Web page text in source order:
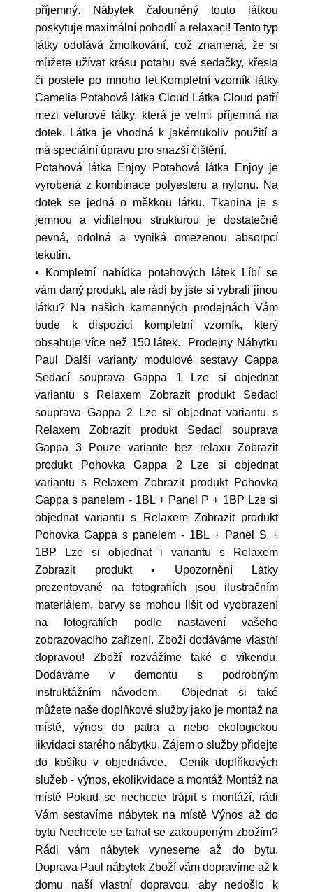
příjemný. Nábytek čalouněný touto látkou
poskytuje maximální pohodlí a relaxaci! Tento typ
látky odolává žmolkování, což znamená, že si
můžete užívat krásu potahu své sedačky, křesla
či postele po mnoho let.Kompletní vzorník látky
Camelia Potahová látka Cloud Látka Cloud patří
mezi velurové látky, která je velmi příjemná na
dotek. Látka je vhodná k jakémukoliv použití a
má speciální úpravu pro snazší čištění.
Potahová látka Enjoy Potahová látka Enjoy je
vyrobená z kombinace polyesteru a nylonu. Na
dotek se jedná o měkkou látku. Tkanina je s
jemnou a viditelnou strukturou je dostatečně
pevná, odolná a vyniká omezenou absorpcí
tekutin.
• Kompletní nabídka potahových látek Líbí se
vám daný produkt, ale rádi by jste si vybrali jinou
látku? Na našich kamenných prodejnách Vám
bude k dispozici kompletní vzorník, který
obsahuje více než 150 látek. Prodejny Nábytku
Paul Další varianty modulové sestavy Gappa
Sedací souprava Gappa 1 Lze si objednat
variantu s Relaxem Zobrazit produkt Sedací
souprava Gappa 2 Lze si objednat variantu s
Relaxem Zobrazit produkt Sedací souprava
Gappa 3 Pouze variante bez relaxu Zobrazit
produkt Pohovka Gappa 2 Lze si objednat
variantu s Relaxem Zobrazit produkt Pohovka
Gappa s panelem - 1BL + Panel P + 1BP Lze si
objednat variantu s Relaxem Zobrazit produkt
Pohovka Gappa s panelem - 1BL + Panel S +
1BP Lze si objednat i variantu s Relaxem
Zobrazit produkt • Upozornění Látky
prezentované na fotografiích jsou ilustračním
materiálem, barvy se mohou lišit od vyobrazení
na fotografiích podle nastavení vašeho
zobrazovacího zařízení. Zboží dodáváme vlastní
dopravou! Zboží rozvážíme také o víkendu.
Dodáváme v demontu s podrobným
instruktážním návodem. Objednat si také
můžete naše doplňkové služby jako je montáž na
místě, výnos do patra a nebo ekologickou
likvidaci starého nábytku. Zájem o služby přidejte
do košíku v objednávce. Ceník doplňkových
služeb - výnos, ekolikvidace a montáž Montáž na
místě Pokud se nechcete trápit s montáží, rádi
Vám sestavíme nábytek na místě Výnos až do
bytu Nechcete se tahat se zakoupeným zbožím?
Rádi vám nábytek vyneseme až do bytu.
Doprava Paul nábytek Zboží vám dopravíme až k
domu naší vlastní dopravou, aby nedošlo k